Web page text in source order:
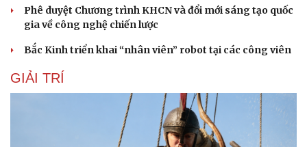
Phê duyệt Chương trình KHCN và đổi mới sáng tạo quốc
gia về công nghệ chiến lược
Bắc Kinh triển khai “nhân viên” robot tại các công viên
GIẢI TRÍ